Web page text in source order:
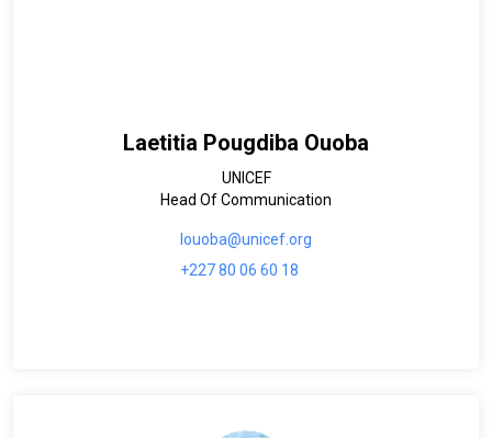
Laetitia Pougdiba Ouoba
UNICEF
Head Of Communication
louoba@unicef.org
+227 80 06 60 18